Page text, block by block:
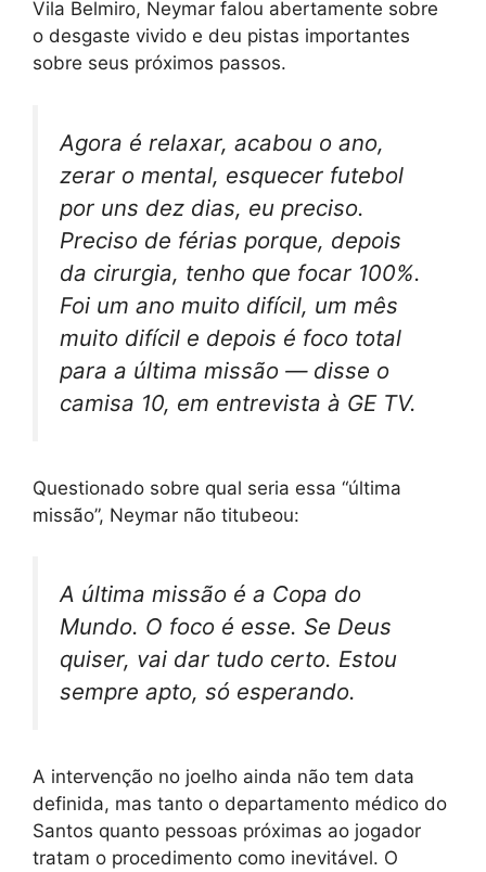
Vila Belmiro, Neymar falou abertamente sobre
o desgaste vivido e deu pistas importantes
sobre seus próximos passos.
Agora é relaxar, acabou o ano,
zerar o mental, esquecer futebol
por uns dez dias, eu preciso.
Preciso de férias porque, depois
da cirurgia, tenho que focar 100%.
Foi um ano muito difícil, um mês
muito difícil e depois é foco total
para a última missão — disse o
camisa 10, em entrevista à GE TV.
Questionado sobre qual seria essa “última
missão”, Neymar não titubeou:
A última missão é a Copa do
Mundo. O foco é esse. Se Deus
quiser, vai dar tudo certo. Estou
sempre apto, só esperando.
A intervenção no joelho ainda não tem data
definida, mas tanto o departamento médico do
Santos quanto pessoas próximas ao jogador
tratam o procedimento como inevitável. O